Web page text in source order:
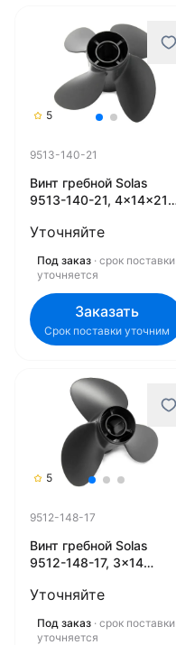
5
9513-140-21
Винт гребной Solas
9513-140-21, 4x14x21
Уточняйте
Под заказ · срок поставки
уточняется
Заказать
Срок поставки уточним
5
9512-148-17
Винт гребной Solas
9512-148-17, 3x14
Уточняйте
Под заказ · срок поставки
уточняется